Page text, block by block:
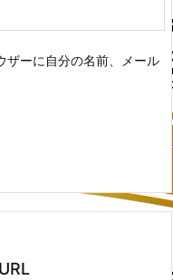
ザーに自分の名前、メール